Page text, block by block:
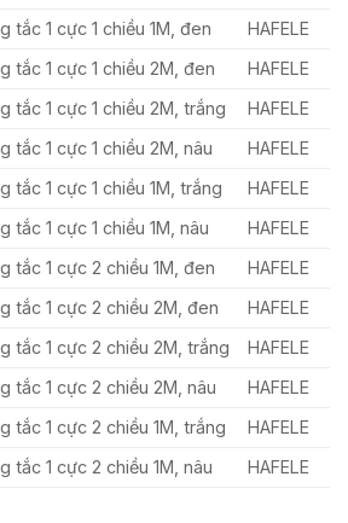
tắc 1 cực 1 chiều 1M, đen
HAFELE
tắc 1 cực 1 chiều 2M, đen
HAFELE
tắc 1 cực 1 chiều 2M, trắng
HAFELE
tắc 1 cực 1 chiều 2M, nâu
HAFELE
tắc 1 cực 1 chiều 1M, trắng
HAFELE
tắc 1 cực 1 chiều 1M, nâu
HAFELE
tắc 1 cực 2 chiều 1M, đen
HAFELE
tắc 1 cực 2 chiều 2M, đen
HAFELE
tắc 1 cực 2 chiều 2M, trắng
HAFELE
tắc 1 cực 2 chiều 2M, nâu
HAFELE
tắc 1 cực 2 chiều 1M, trắng
HAFELE
tắc 1 cực 2 chiều 1M, nâu HAFELE